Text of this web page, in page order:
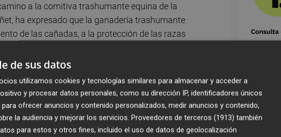
Últimas
1 El Ibex 35
0,62%,
2Fallece el
Andrés
a la comitiva trashumante equina de la
ha expresado que la ganadería trashumante
de las cañadas, a la protección de las razas
genético de las especies silvestres".
la trashumancia, como en el caso de la gestión
y asequible. En el mismo sentido, ha
vías pecuarias con las infraestructuras actuales.
pastores, "que resultan esenciales en su función
de sus datos
utilizamos cookies y tecnologías similares para almacenar y acceder a
y procesar datos personales, como su dirección IP, identificadores únicos
ofrecer anuncios y contenido personalizados, medir anuncios y contenido,
la audiencia y mejorar los servicios. Proveedores de terceros (1913) también
para estos y otros fines, incluido el uso de datos de geolocalización